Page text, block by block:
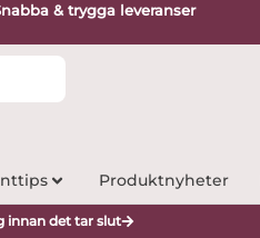
& trygga leveranser
Produktnyheter
innan det tar slut